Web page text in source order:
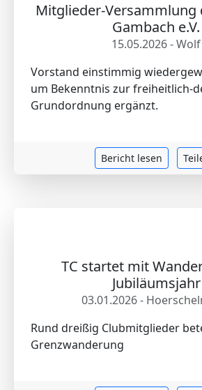
Mitglieder-Versammlung
Gambach e.V.
15.05.2026 - Wolf
Vorstand einstimmig
um Bekenntnis zur freiheitlich-
Grundordnung ergänzt.
Bericht lesen
TC startet mit
Jubiläumsjahr
03.01.2026 -
Rund dreißig Clubmitglieder
Grenzwanderung